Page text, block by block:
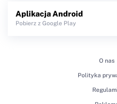
Aplikacja Android
Pobierz z Google Play
O nas
Polityka